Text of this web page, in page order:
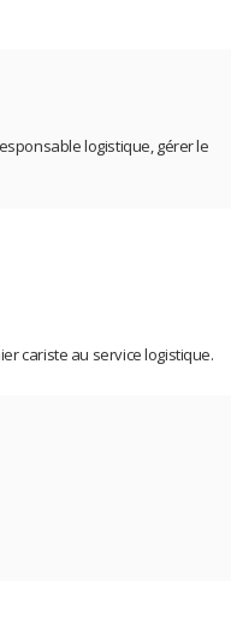
logistique, gérer le
cariste au service logistique.